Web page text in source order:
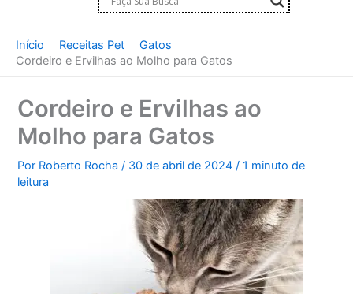
Início Receitas Pet
Gatos
Cordeiro e Ervilhas ao Molho para Gatos
Cordeiro e Ervilhas ao
Molho para Gatos
Por Roberto Rocha/ 30 de abril de 2024/1 minuto de
leitura